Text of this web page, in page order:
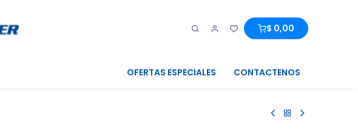
$ 0,00
OFERTAS ESPECIALES CONTACTENOS